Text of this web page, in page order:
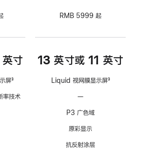
寸
屏3
率技术
RMB 5999 起
13 英寸或 11 英寸
Liquid 视网膜显示屏3
—
持
ProMotion
适
P3 广色域
原彩显示
抗反射涂层